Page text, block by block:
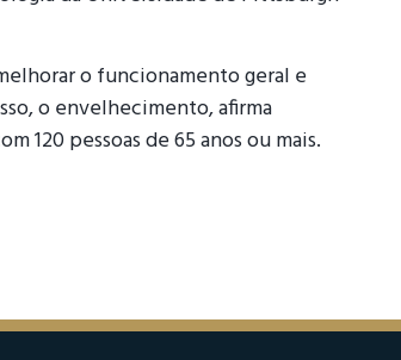
o funcionamento geral e
o envelhecimento, afirma
120 pessoas de 65 anos ou mais.